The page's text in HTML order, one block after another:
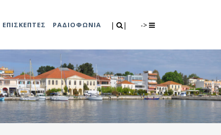
| | ->
Τμήμα Πρόνοιας
Κέντρο
εκδηλώσεις
ΕΠΙΣΚΕΠΤΕΣ ΡΑΔΙΟΦΩΝΙΑ